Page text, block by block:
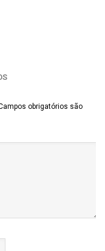
obrigatórios são